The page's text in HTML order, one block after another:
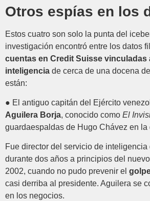
Otros espías en los
Estos cuatro son solo la punta del
investigación encontró entre los datos
cuentas en Credit Suisse vinculadas
inteligencia de cerca de una docena
están:
● El antiguo capitán del Ejército
Aguilera Borja, conocido como El
guardaespaldas de Hugo Chávez en la
Fue director del servicio de inteligencia
durante dos años a principios del
2002, cuando no pudo prevenir el
casi derriba al presidente. Aguilera se
en los negocios.